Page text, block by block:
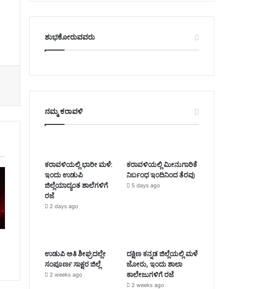
ಶುಭಕೋರುವವರು
ನಮ್ಮ ಕರಾವಳಿ
ಕರಾವಳಿಯಲ್ಲಿ ಭಾರೀ ಮಳೆ:
ಇಂದು ಉಡುಪಿ
ಜಿಲ್ಲೆಯಾದ್ಯಂತ ಶಾಲೆಗಳಿಗೆ
ರಜೆ
2 days ago
ಕರಾವಳಿಯಲ್ಲಿ ಮೀನುಗಾರಿಕೆ
ನಿರ್ಬಂಧ ಇಂದಿನಿಂದ ತೆರವು
5 days ago
ಉಡುಪಿ ಅತಿ ಶೀಘ್ರದಲ್ಲೇ
ಸಂಪೂರ್ಣ ಸಾಕ್ಷರ ಜಿಲ್ಲೆ
2 weeks ago
ದಕ್ಷಿಣ ಕನ್ನಡ ಜಿಲ್ಲೆಯಲ್ಲಿ ಮಳೆ
ಜೋರು, ಇಂದು ಶಾಲಾ
ಕಾಲೇಜುಗಳಿಗೆ ರಜೆ
2 weeks ago